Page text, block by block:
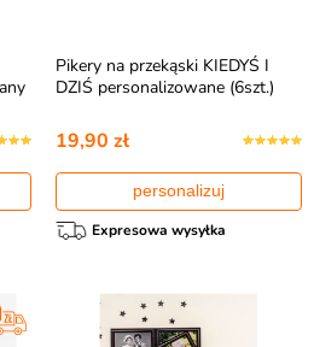
Pikery na przekąski KIEDYŚ I
DZIŚ personalizowane (6szt.)
19,90 zł
personalizuj
Expresowa wysyłka